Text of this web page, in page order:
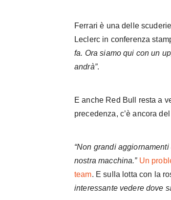
Ferrari è una delle
Leclerc in conferenza
fa. Ora siamo qui con un
andrà”.
E anche Red Bull resta a
precedenza, c’è ancora
“Non grandi
nostra macchina.” Un
team. E sulla lotta con la
interessante vedere dove